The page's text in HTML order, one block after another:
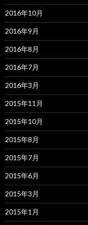
2016年10月
2016年9月
2016年8月
2016年7月
2016年3月
2015年11月
2015年10月
2015年8月
2015年7月
2015年6月
2015年3月
2015年1月